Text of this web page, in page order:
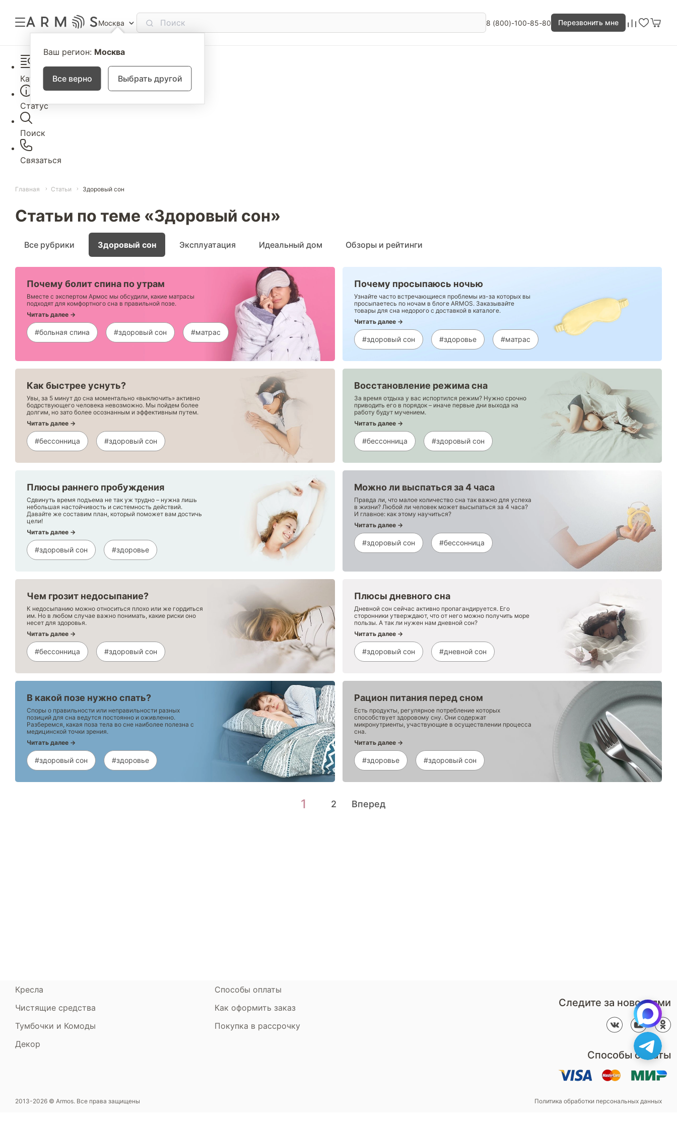
Москва
Ваш регион: Москва
Все верно Выбрать другой
8 (800)-100-85-80 Перезвонить мне
Каталог
Статус
Поиск
Связаться
Главная Статьи Здоровый сон
Статьи по теме «Здоровый сон»
Все рубрики Здоровый сон Эксплуатация Идеальный дом Обзоры и рейтинги
Почему болит спина по утрам
Вместе с экспертом Армос мы обсудили, какие матрасы
подходят для комфортного сна в правильной позе.
Читать далее →
#больная спина #здоровый сон #матрас
Почему просыпаюсь ночью
Узнайте часто встречающиеся проблемы из-за которых вы
просыпаетесь по ночам в блоге ARMOS. Заказывайте
товары для сна недорого с доставкой в каталоге.
Читать далее →
#здоровый сон #здоровье #матрас
Как быстрее уснуть?
Увы, за 5 минут до сна моментально «выключить» активно
бодрствующего человека невозможно. Мы пойдем более
долгим, но зато более осознанным и эффективным путем.
Читать далее →
#бессонница #здоровый сон
Восстановление режима сна
За время отдыха у вас испортился режим? Нужно срочно
приводить его в порядок – иначе первые дни выхода на
работу будут мучением.
Читать далее →
#бессонница #здоровый сон
Плюсы раннего пробуждения
Сдвинуть время подъема не так уж трудно – нужна лишь
небольшая настойчивость и системность действий.
Давайте же составим план, который поможет вам достичь
цели!
Читать далее →
#здоровый сон #здоровье
Можно ли выспаться за 4 часа
Правда ли, что малое количество сна так важно для успеха
в жизни? Любой ли человек может высыпаться за 4 часа?
И главное: как этому научиться?
Читать далее →
#здоровый сон #бессонница
Чем грозит недосыпание?
К недосыпанию можно относиться плохо или же гордиться
им. Но в любом случае важно понимать, какие риски оно
несет для здоровья.
Читать далее →
#бессонница #здоровый сон
Плюсы дневного сна
Дневной сон сейчас активно пропагандируется. Его
сторонники утверждают, что от него можно получить море
пользы. А так ли нужен нам дневной сон?
Читать далее →
#здоровый сон #дневной сон
В какой позе нужно спать?
Споры о правильности или неправильности разных
позиций для сна ведутся постоянно и оживленно.
Разберемся, какая поза тела во сне наиболее полезна с
медицинской точки зрения.
Читать далее →
#здоровый сон #здоровье
Рацион питания перед сном
Есть продукты, регулярное потребление которых
способствует здоровому сну. Они содержат
микронутриенты, участвующие в осуществлении процесса
сна.
Читать далее →
#здоровье #здоровый сон
1 2 Вперед
Кресла
Чистящие средства
Тумбочки и Комоды
Декор
Способы оплаты
Как оформить заказ
Покупка в рассрочку
Следите за новостями
Способы оплаты
2013-2026 © Armos. Все права защищены Политика обработки персональных данных